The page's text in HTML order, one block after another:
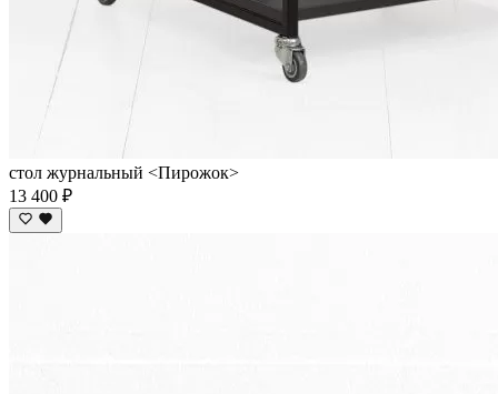
стол журнальный <Пирожок>
13 400 ₽